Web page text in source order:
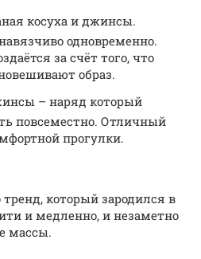
косуха и джинсы.
одновременно.
за счёт того, что
образ.
– наряд который
повсеместно. Отличный
прогулки.
который зародился в
и медленно, и незаметно
массы.